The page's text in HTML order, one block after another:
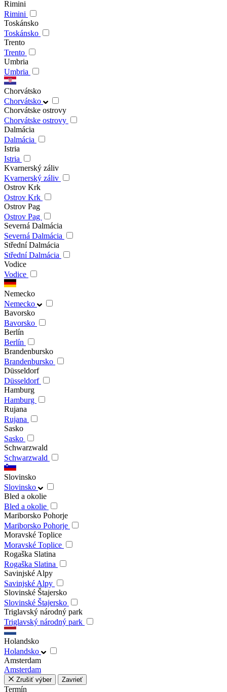
Rimini
Rimini
Toskánsko
Toskánsko
Trento
Trento
Umbria
Umbria
Chorvátsko
Chorvátsko
Chorvátske ostrovy
Chorvátske ostrovy
Dalmácia
Dalmácia
Istria
Istria
Kvarnerský záliv
Kvarnerský záliv
Ostrov Krk
Ostrov Krk
Ostrov Pag
Ostrov Pag
Severná Dalmácia
Severná Dalmácia
Střední Dalmácia
Střední Dalmácia
Vodice
Vodice
Nemecko
Nemecko
Bavorsko
Bavorsko
Berlín
Berlín
Brandenbursko
Brandenbursko
Düsseldorf
Düsseldorf
Hamburg
Hamburg
Rujana
Rujana
Sasko
Sasko
Schwarzwald
Schwarzwald
Slovinsko
Slovinsko
Bled a okolie
Bled a okolie
Mariborsko Pohorje
Mariborsko Pohorje
Moravské Toplice
Moravské Toplice
Rogaška Slatina
Rogaška Slatina
Savinjské Alpy
Savinjské Alpy
Slovinské Štajersko
Slovinské Štajersko
Triglavský národný park
Triglavský národný park
Holandsko
Holandsko
Amsterdam
Amsterdam
Zrušiť výber Zavrieť
Termín